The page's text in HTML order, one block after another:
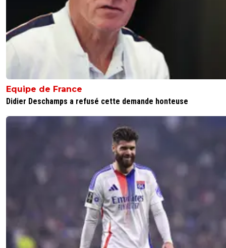
Equipe de France
Didier Deschamps a refusé cette demande honteuse